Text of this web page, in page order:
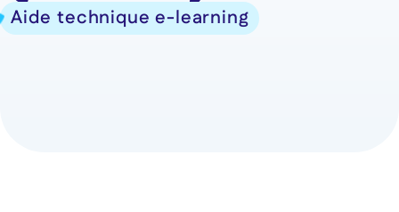
Aide technique e-learning